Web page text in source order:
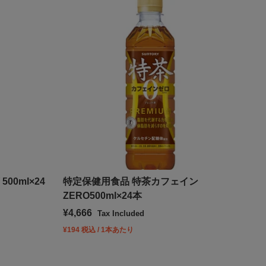
500ml×24
特定保健用食品 特茶カフェイン
ZERO500ml×24本
Sale price
¥4,666 Tax Included
¥194 税込 / 1本あたり